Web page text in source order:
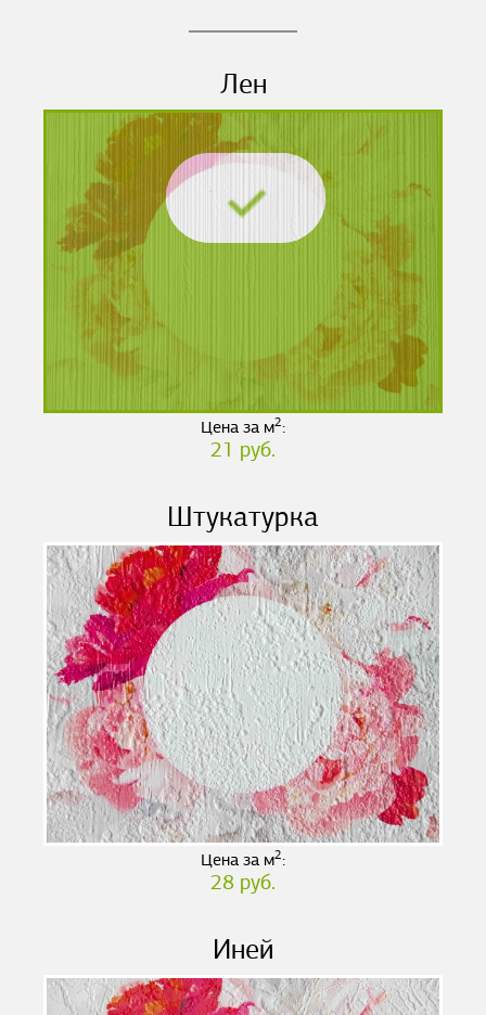
Лен
Цена за м2:
21 руб.
Штукатурка
Цена за м2:
28 руб.
Иней